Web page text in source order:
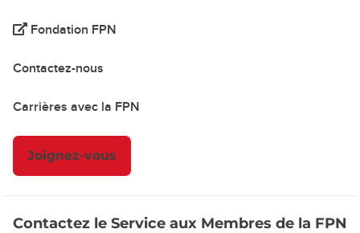
Fondation FPN
Contactez-nous
Carrières avec la FPN
Joignez-vous
Contactez le Service aux Membres de la FPN